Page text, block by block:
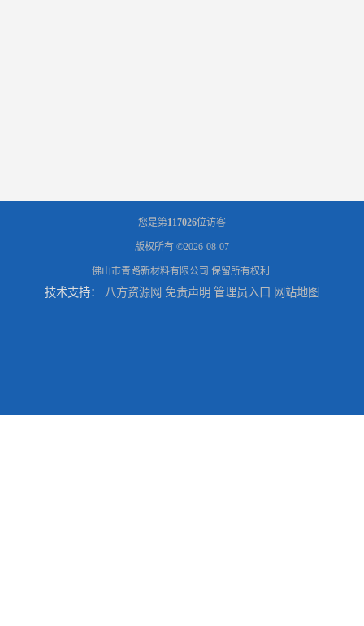
您是第117026位访客
版权所有 ©2026-08-07
佛山市青路新材料有限公司 保留所有权利.
技术支持： 八方资源网 免责声明 管理员入口 网站地图